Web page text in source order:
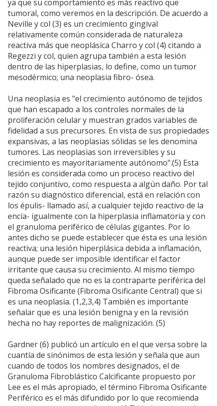
ya que su comportamiento es más reactivo que
tumoral, como veremos en la descripción. De acuerdo a
Neville y col (3) es un crecimiento gingival
relativamente común considerada de naturaleza
reactiva más que neoplásica Charro y col (4) citando a
Regezzi y col, quien agrupa también a esta lesión
dentro de las hiperplasias, lo define, como un tumor
mesodérmico; una neoplasia fibro- ósea.
Una neoplasia es "el crecimiento autónomo de tejidos
que han escapado a los controles normales de la
proliferación celular y muestran grados variables de
fidelidad a sus precursores. En vista de sus propiedades
expansivas, a las neoplasias sólidas se les denomina
tumores. Las neoplasias son irreversibles y su
crecimiento es mayoritariamente autónomo".(5) Esta
lesión es considerada como un proceso reactivo del
tejido conjuntivo, como respuesta a algún daño. Por tal
razón su diagnóstico diferencial, está en relación con
los épulis- llamado así, a cualquier tejido reactivo de la
encía- igualmente con la hiperplasia inflamatoria y con
el granuloma periférico de células gigantes. Por lo
antes dicho se puede establecer que ésta es una lesión
reactiva; una lesión hiperplásica debida a inflamación,
aunque puede ser imposible identificar el factor
irritante que causa su crecimiento. Al mismo tiempo
queda señalado que no es la contraparte periférica del
Fibroma Osificante (Fibroma Osificante Central) que si
es una neoplasia. (1,2,3,4) También es importante
señalar que es una lesión benigna y en la revisión
hecha no hay reportes de malignización. (5)
Gardner (6) publicó un artículo en el que versa sobre la
cuantía de sinónimos de esta lesión y señala que aun
cuando de todos los nombres designados, el de
Granuloma Fibroblástico Calcificante propuesto por
Lee es el más apropiado, el término Fibroma Osificante
Periférico es el más difundido por lo que recomienda